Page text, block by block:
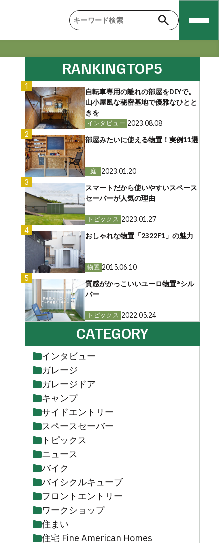
RANKINGTOP5
1
自転車専用の離れの部屋をDIYで。
山小屋風な秘密基地で優雅なひとと
きを
インタビュー 2023.08.08
2
部屋みたいに使える物置！実例11選
庭
2023.01.20
3
スマートだから使いやすいスペース
セーバーが人気の理由
トピックス 2023.01.27
4
おしゃれな物置「2322F1」の魅力
物置 2015.06.10
5
質感がかっこいいユーロ物置®︎シル
バー
トピックス 2022.05.24
CATEGORY
インタビュー
ガレージ
ガレージドア
キャンプ
サイドエントリー
スペースセーバー
トピックス
ニュース
バイク
バイシクルキューブ
フロントエントリー
ワークショップ
住まい
住宅 Fine American Homes